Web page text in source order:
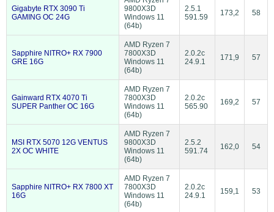
Gigabyte RTX 3090 Ti
GAMING OC 24G
9800X3D
Windows 11
(64b)
2.5.1
591.59
173,2 58
Sapphire NITRO+ RX 7900
GRE 16G
AMD Ryzen 7
7800X3D
Windows 11
(64b)
2.0.2c
24.9.1
171,9 57
Gainward RTX 4070 Ti
SUPER Panther OC 16G
AMD Ryzen 7
7800X3D
Windows 11
(64b)
2.0.2c
565.90
169,2 57
MSI RTX 5070 12G VENTUS
2X OC WHITE
AMD Ryzen 7
9800X3D
Windows 11
(64b)
2.5.2
591.74
162,0 54
Sapphire NITRO+ RX 7800 XT
16G
AMD Ryzen 7
7800X3D
Windows 11
(64b)
2.0.2c
24.9.1
159,1 53